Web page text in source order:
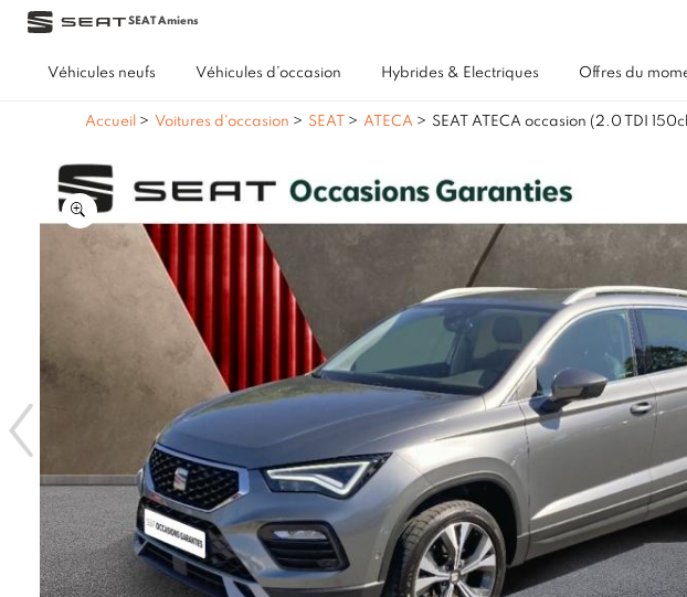
SEAT Amiens
Véhicules neufs Véhicules d’occasion Hybrides & Electriques Offres du
Accueil > Voitures d'occasion > SEAT > ATECA > SEAT ATECA occasion (2.0 TDI